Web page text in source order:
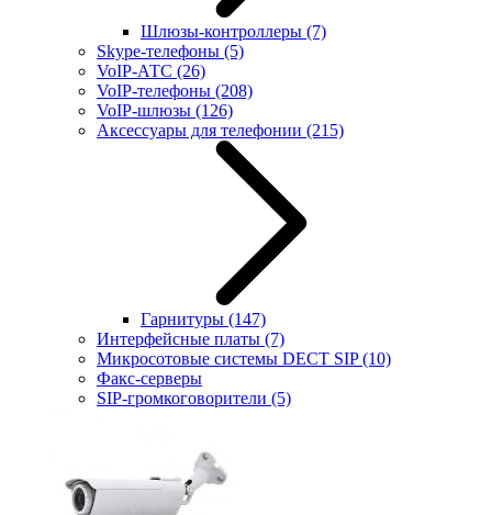
Шлюзы-контроллеры (7)
Skype-телефоны (5)
VoIP-АТС (26)
VoIP-телефоны (208)
VoIP-шлюзы (126)
Аксессуары для телефонии (215)
Гарнитуры (147)
Интерфейсные платы (7)
Микросотовые системы DECT SIP(10)
Факс-серверы
SIP-громкоговорители (5)